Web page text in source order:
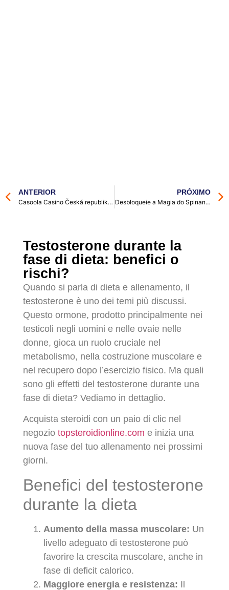
ANTERIOR
Casoola Casino Česká republika otvírá brány k hazardním zážitkům
PRÓXIMO
Desbloqueie a Magia do Spinania com um Código de Bônus Surpreendente
Testosterone durante la
fase di dieta: benefici o
rischi?
Quando si parla di dieta e allenamento, il
testosterone è uno dei temi più discussi.
Questo ormone, prodotto principalmente nei
testicoli negli uomini e nelle ovaie nelle
donne, gioca un ruolo cruciale nel
metabolismo, nella costruzione muscolare e
nel recupero dopo l’esercizio fisico. Ma quali
sono gli effetti del testosterone durante una
fase di dieta? Vediamo in dettaglio.
Acquista steroidi con un paio di clic nel
negozio topsteroidionline.com e inizia una
nuova fase del tuo allenamento nei prossimi
giorni.
Benefici del testosterone
durante la dieta
Aumento della massa muscolare: Un
livello adeguato di testosterone può
favorire la crescita muscolare, anche in
fase di deficit calorico.
Maggiore energia e resistenza: Il